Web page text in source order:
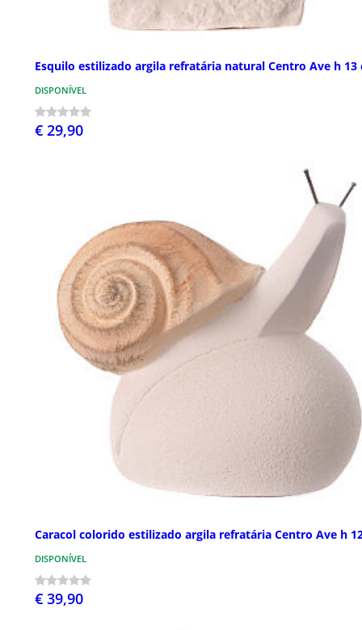
Esquilo estilizado argila refratária natural Centro Ave h 13
DISPONÍVEL
€ 29,90
Caracol colorido estilizado argila refratária Centro Ave h
DISPONÍVEL
€ 39,90